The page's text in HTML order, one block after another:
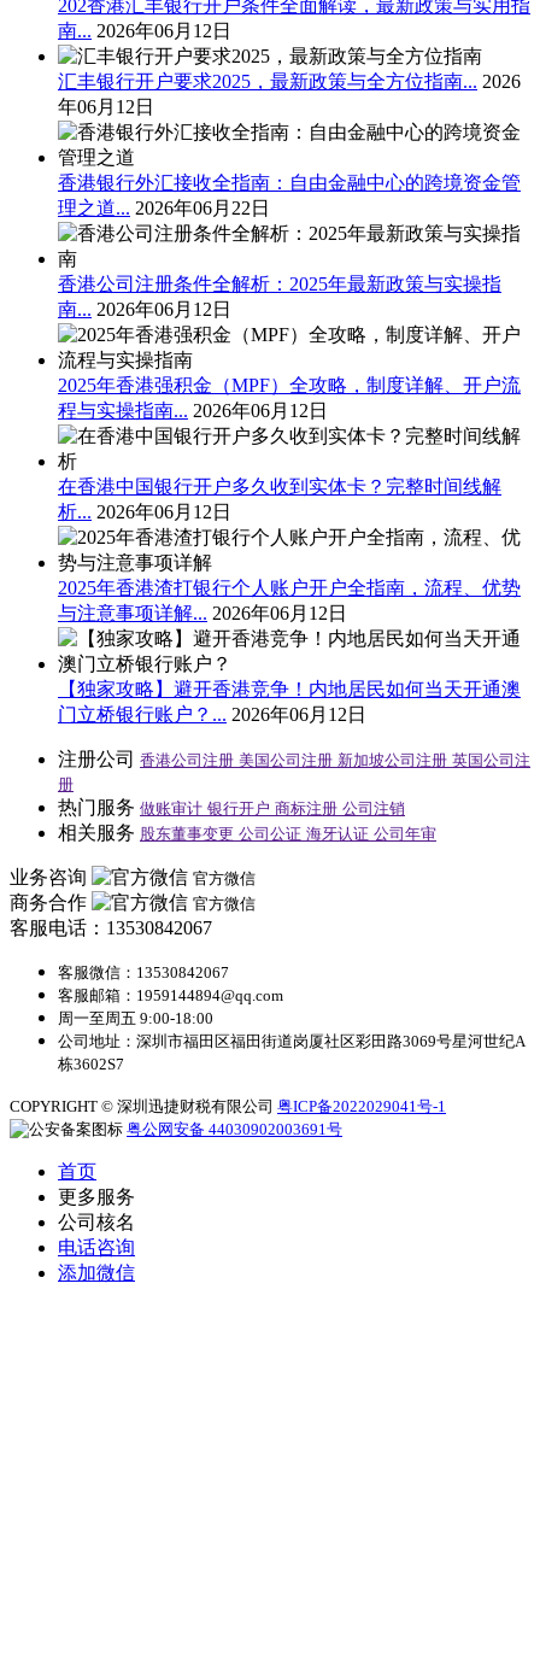
202香港汇丰银行开户条件全面解读，最新政策与实用指
南... 2026年06月12日
汇丰银行开户要求2025，最新政策与全方位指南... 2026
年06月12日
香港银行外汇接收全指南：自由金融中心的跨境资金管
理之道... 2026年06月22日
香港公司注册条件全解析：2025年最新政策与实操指
南... 2026年06月12日
2025年香港强积金（MPF）全攻略，制度详解、开户流
程与实操指南... 2026年06月12日
在香港中国银行开户多久收到实体卡？完整时间线解
析... 2026年06月12日
2025年香港渣打银行个人账户开户全指南，流程、优势
与注意事项详解... 2026年06月12日
【独家攻略】避开香港竞争！内地居民如何当天开通澳
门立桥银行账户？... 2026年06月12日
注册公司 香港公司注册 美国公司注册 新加坡公司注册 英国公司注
册
热门服务 做账审计 银行开户 商标注册 公司注销
相关服务 股东董事变更 公司公证 海牙认证 公司年审
业务咨询 官方微信
商务合作 官方微信
客服电话：13530842067
客服微信：13530842067
客服邮箱：1959144894@qq.com
周一至周五 9:00-18:00
公司地址：深圳市福田区福田街道岗厦社区彩田路3069号星河世纪A
栋3602S7
COPYRIGHT © 深圳迅捷财税有限公司 粤ICP备2022029041号-1
粤公网安备 44030902003691号
首页
更多服务
公司核名
电话咨询
添加微信